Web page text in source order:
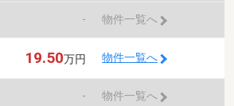
- 物件一覧へ
19.50万円 物件一覧へ
- 物件一覧へ